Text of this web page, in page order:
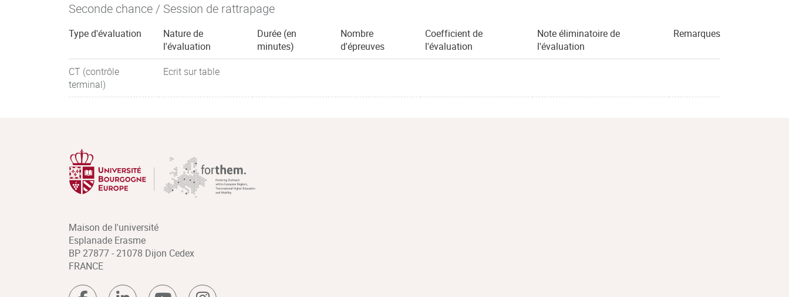
Seconde chance / Session de rattrapage
Type d'évaluation
Nature de
l'évaluation
Durée (en
minutes)
Nombre
d'épreuves
Coefficient de
l'évaluation
Note éliminatoire de
l'évaluation
Remarques
CT (contrôle
terminal)
Ecrit sur table
Maison de l'université
Esplanade Erasme
BP 27877 - 21078 Dijon Cedex
FRANCE